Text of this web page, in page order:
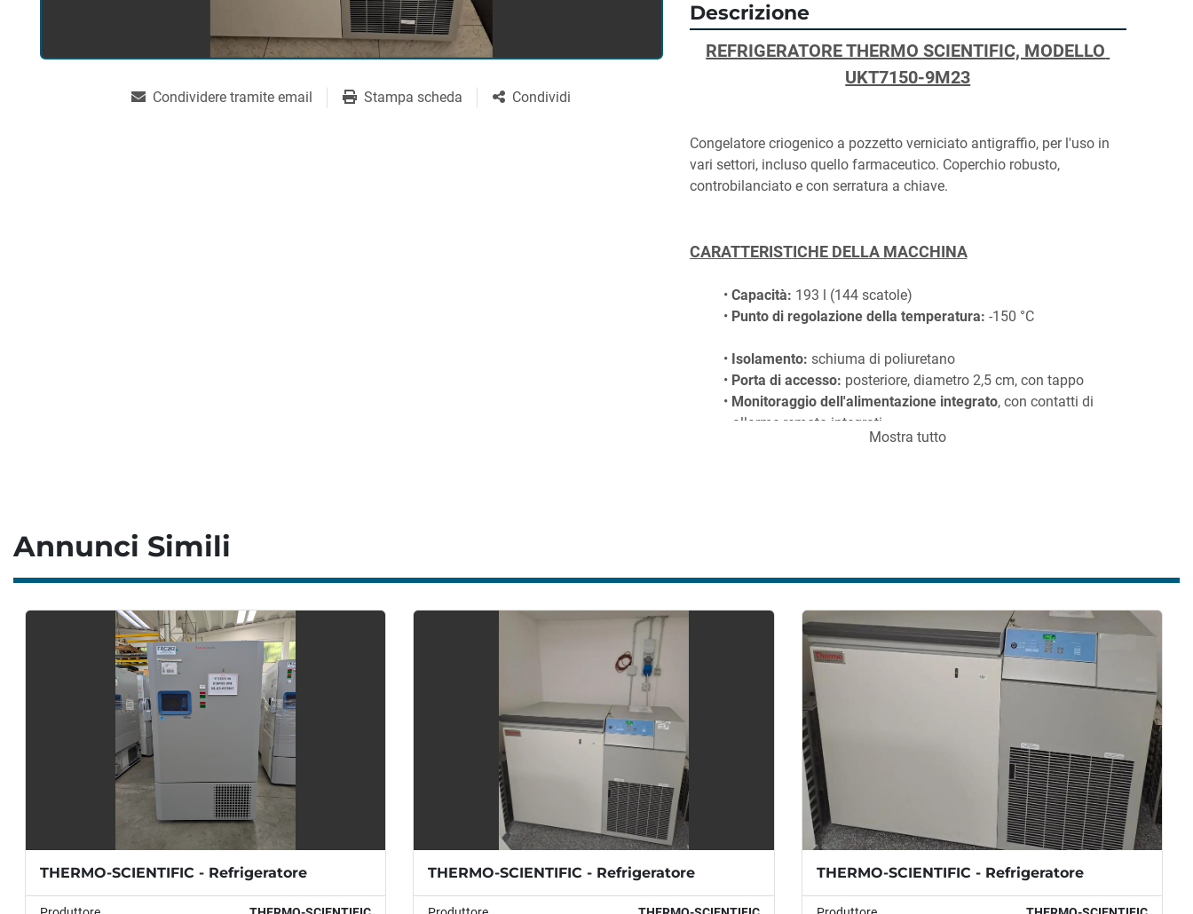
Condividere tramite email Stampa scheda Condividi
Descrizione
REFRIGERATORE THERMO SCIENTIFIC, MODELLO
UKT7150-9M23
Congelatore criogenico a pozzetto verniciato antigraffio, per l'uso in
vari settori, incluso quello farmaceutico. Coperchio robusto,
controbilanciato e con serratura a chiave.
CARATTERISTICHE DELLA MACCHINA
Capacità: 193 l (144 scatole)
Punto di regolazione della temperatura: -150 °C
Isolamento: schiuma di poliuretano
Porta di accesso: posteriore, diametro 2,5 cm, con tappo
Monitoraggio dell'alimentazione integrato, con contatti di
allarme remoto integrati
manuale
CONSUMO ENERGETICO
Uscita: 4-20 mA, contatti puliti - standard
Requisiti elettrici: 208/230 V, 50 Hz, monofase, 23 A
Tipo di spina elettrica:
Dimensioni esterne:
108,6 x 73,7 x 147,4 cm
Dimensioni interne:
67,4 x 19 x 23,5 cm 48,3 x 59,7 cm)
Peso di spedizione:
Mostra tutto
Annunci Simili
THERMO-SCIENTIFIC - Refrigeratore THERMO-SCIENTIFIC - Refrigeratore THERMO-SCIENTIFIC - Refrigeratore